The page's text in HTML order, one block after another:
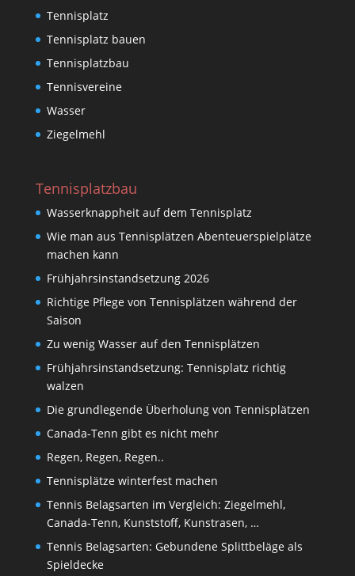
Tennisplatz
Tennisplatz bauen
Tennisplatzbau
Tennisvereine
Wasser
Ziegelmehl
Tennisplatzbau
Wasserknappheit auf dem Tennisplatz
Wie man aus Tennisplätzen Abenteuerspielplätze
machen kann
Frühjahrsinstandsetzung 2026
Richtige Pflege von Tennisplätzen während der
Saison
Zu wenig Wasser auf den Tennisplätzen
Frühjahrsinstandsetzung: Tennisplatz richtig
walzen
Die grundlegende Überholung von Tennisplätzen
Canada-Tenn gibt es nicht mehr
Regen, Regen, Regen..
Tennisplätze winterfest machen
Tennis Belagsarten im Vergleich: Ziegelmehl,
Canada-Tenn, Kunststoff, Kunstrasen, …
Tennis Belagsarten: Gebundene Splittbeläge als
Spieldecke